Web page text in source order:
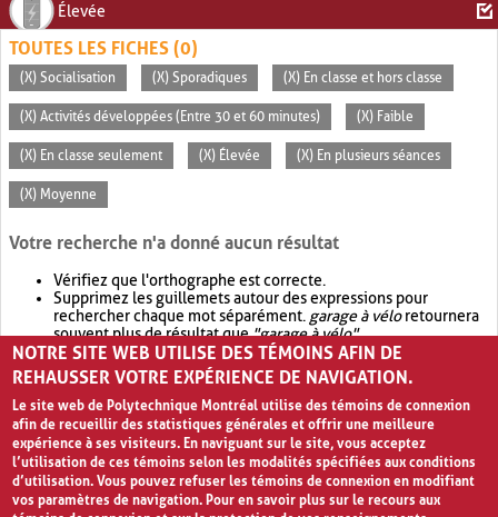
Élevée
TOUTES LES FICHES (0)
(X) Socialisation (X) Sporadiques (X) En classe et hors classe
(X) Activités développées (Entre 30 et 60 minutes) (X) Faible
(X) En classe seulement (X) Élevée (X) En plusieurs séances
(X) Moyenne
Votre recherche n'a donné aucun résultat
Vérifiez que l'orthographe est correcte.
Supprimez les guillemets autour des expressions pour
rechercher chaque mot séparément. garage à véloretournera
souvent plus de résultat que"garage à vélo".
Envisagez d'élargir votre recherche avec OR.garage OR vélo
retournera souvent plus de résultat quegarage à vélo
NOTRE SITE WEB UTILISE DES TÉMOINS AFIN DE
REHAUSSER VOTRE EXPÉRIENCE DE NAVIGATION.
Le site web de Polytechnique Montréal utilise des témoins de connexion
afin de recueillir des statistiques générales et offrir une meilleure
expérience à ses visiteurs. En naviguant sur le site, vous acceptez
l’utilisation de ces témoins selon les modalités spécifiées aux conditions
d’utilisation. Vous pouvez refuser les témoins de connexion en modifiant
vos paramètres de navigation. Pour en savoir plus sur le recours aux